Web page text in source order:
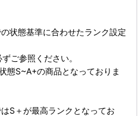
状態基準に合わせたランク設定
ずご参照ください。
態S~A+の商品となっておりま
S＋が最高ランクとなってお